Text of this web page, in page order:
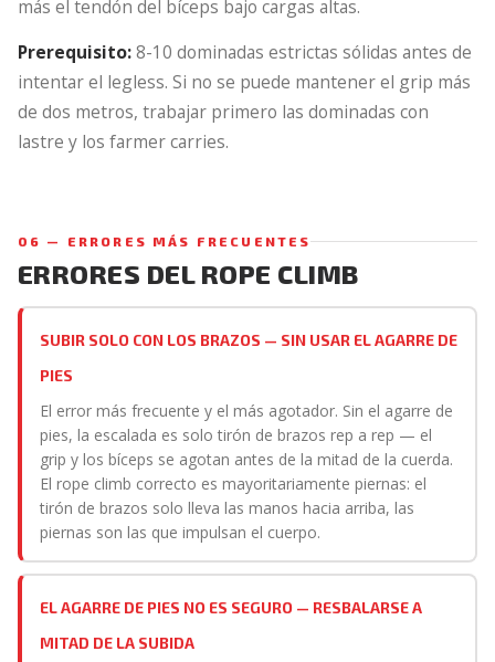
más el tendón del bíceps bajo cargas altas.
Prerequisito:8-10 dominadas estrictas sólidas antes de
intentar el legless. Si no se puede mantener el grip más
de dos metros, trabajar primero las dominadas con
lastre y los farmer carries.
06 — ERRORES MÁS FRECUENTES
ERRORES DEL ROPE CLIMB
SUBIR SOLO CON LOS BRAZOS — SIN USAR EL AGARRE DE
PIES
El error más frecuente y el más agotador. Sin el agarre de
pies, la escalada es solo tirón de brazos rep a rep — el
grip y los bíceps se agotan antes de la mitad de la cuerda.
El rope climb correcto es mayoritariamente piernas: el
tirón de brazos solo lleva las manos hacia arriba, las
piernas son las que impulsan el cuerpo.
EL AGARRE DE PIES NO ES SEGURO — RESBALARSE A
MITAD DE LA SUBIDA